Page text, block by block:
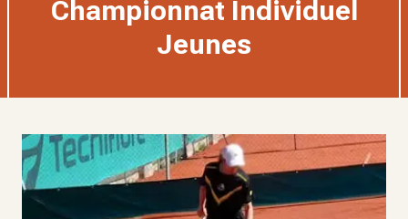
Championnat Individuel
Jeunes